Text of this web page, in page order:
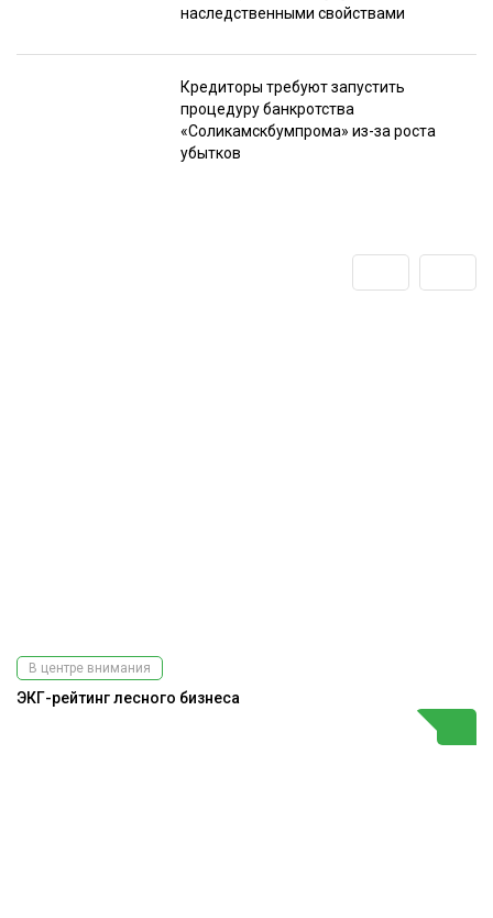
наследственными свойствами
Кредиторы требуют запустить
процедуру банкротства
«Соликамскбумпрома» из-за роста
убытков
В центре внимания
ЭКГ-рейтинг лесного бизнеса